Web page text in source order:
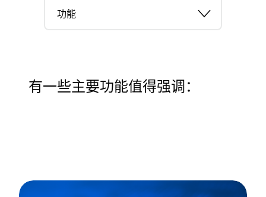
功能
有一些主要功能值得强调：